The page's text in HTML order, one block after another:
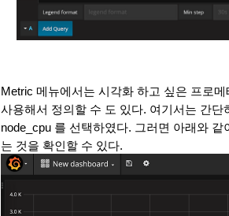
Metric 메뉴에서는 시각화 하고 싶은 프로
사용해서 정의할 수 도 있다. 여기서는 간
node_cpu 를 선택하였다. 그러면 아래와
는 것을 확인할 수 있다.